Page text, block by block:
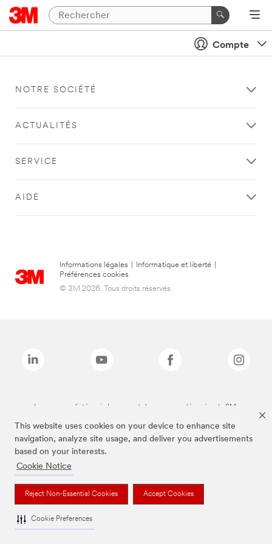
This website uses cookies on your device to enhance site
navigation, analyze site usage, and deliver you advertisements
based on your interests.
Cookie Notice
Reject Non-Essential Cookies Accept Cookies
Cookie Preferences
Compte
NOTRE SOCIÉTÉ
ACTUALITÉS
SERVICE
AIDE
Informations légales Informatique et liberté
Préférences cookies
© 3M 2026. Tous droits réservés.
Les marques listées ci-dessus sont des marques déposées de 3M.